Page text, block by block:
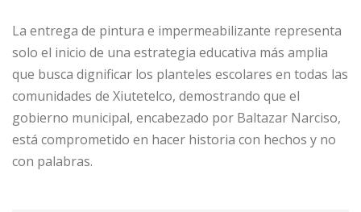
La entrega de pintura e impermeabilizante representa
solo el inicio de una estrategia educativa más amplia
que busca dignificar los planteles escolares en todas las
comunidades de Xiutetelco, demostrando que el
gobierno municipal, encabezado por Baltazar Narciso,
está comprometido en hacer historia con hechos y no
con palabras.